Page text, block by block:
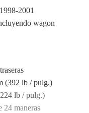
2001
wagon
(392 lb / pulg.)
lb / pulg.)
24 maneras